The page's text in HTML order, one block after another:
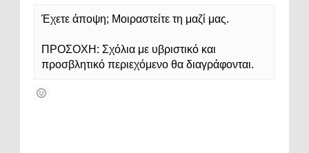
Έχετε άποψη; Μοιραστείτε τη μαζί μας.
ΠΡΟΣΟΧΗ: Σχόλια με υβριστικό και
προσβλητικό περιεχόμενο θα διαγράφονται.